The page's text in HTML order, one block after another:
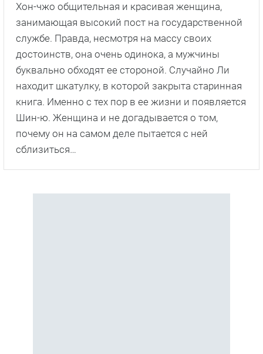
Хон-чжо общительная и красивая женщина,
занимающая высокий пост на государственной
службе. Правда, несмотря на массу своих
достоинств, она очень одинока, а мужчины
буквально обходят ее стороной. Случайно Ли
находит шкатулку, в которой закрыта старинная
книга. Именно с тех пор в ее жизни и появляется
Шин-ю. Женщина и не догадывается о том,
почему он на самом деле пытается с ней
сблизиться…